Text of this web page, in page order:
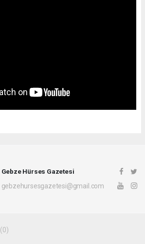
Gebze Hürses Gazetesi
gebzehursesgazetesi@gmail.com
(0)